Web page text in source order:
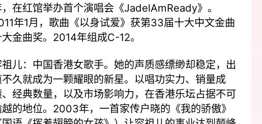
在红馆举办首个演唱会《JadelAmReady》。
年1月，歌曲《以身试爱》获第33届十大中文金曲
金曲奖。2014年组成C-12。
儿：中国香港女歌手。她的声质感缥缈却稳定，出
久就成为一颗耀眼的新星。以唱功实力、销量成
经典数量，以及市场影响力，在香港乐坛占据不可
的地位。2003年，一首家传户晓的《我的骄傲》